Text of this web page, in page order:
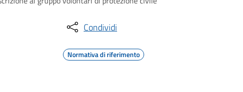
Condividi
Normativa di riferimento